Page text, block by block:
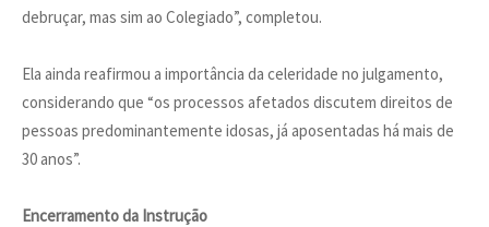
debruçar, mas sim ao Colegiado”, completou.
Ela ainda reafirmou a importância da celeridade no julgamento,
considerando que “os processos afetados discutem direitos de
pessoas predominantemente idosas, já aposentadas há mais de
30 anos”.
Encerramento da Instrução